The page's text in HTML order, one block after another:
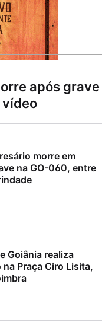
após grave
vídeo
morre em
na GO-060, entre
Goiânia realiza
Praça Ciro Lisita,